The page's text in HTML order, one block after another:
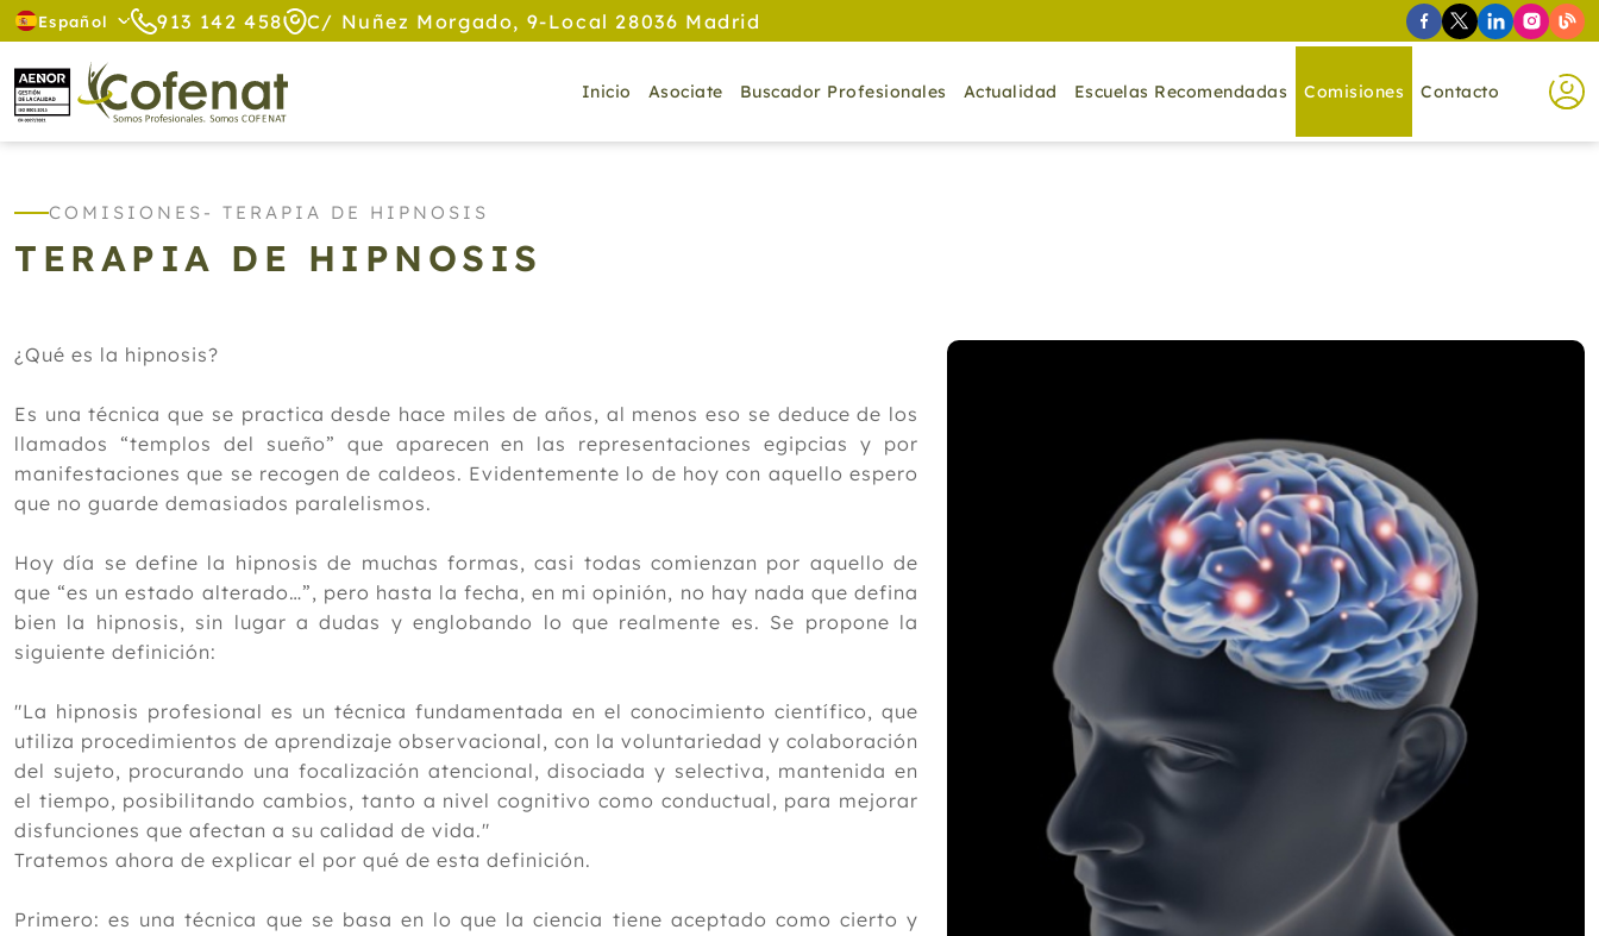
Español 913 142 458 C/ Nuñez Morgado, 9-Local 28036 Madrid
Inicio Asociate Buscador Profesionales Actualidad Escuelas Recomendadas Comisiones Contacto
COMISIONES - TERAPIA DE HIPNOSIS
TERAPIA DE HIPNOSIS
¿Qué es la hipnosis?
Es una técnica que se practica desde hace miles de años, al menos eso se deduce de los
llamados “templos del sueño” que aparecen en las representaciones egipcias y por
manifestaciones que se recogen de caldeos. Evidentemente lo de hoy con aquello espero
que no guarde demasiados paralelismos.
Hoy día se define la hipnosis de muchas formas, casi todas comienzan por aquello de
que “es un estado alterado…”, pero hasta la fecha, en mi opinión, no hay nada que defina
bien la hipnosis, sin lugar a dudas y englobando lo que realmente es. Se propone la
siguiente definición:
"La hipnosis profesional es un técnica fundamentada en el conocimiento científico, que
utiliza procedimientos de aprendizaje observacional, con la voluntariedad y colaboración
del sujeto, procurando una focalización atencional, disociada y selectiva, mantenida en
el tiempo, posibilitando cambios, tanto a nivel cognitivo como conductual, para mejorar
disfunciones que afectan a su calidad de vida."
Tratemos ahora de explicar el por qué de esta definición.
Primero: es una técnica que se basa en lo que la ciencia tiene aceptado como cierto y